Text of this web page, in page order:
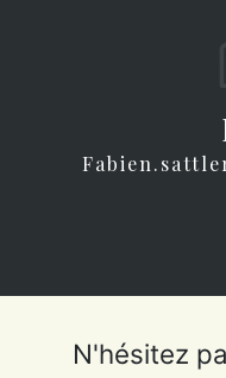
N'hésitez